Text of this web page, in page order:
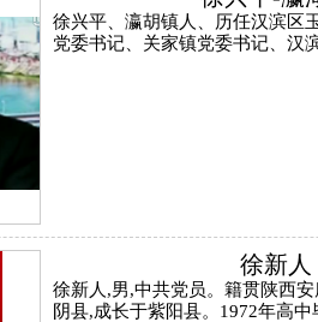
徐兴平、瀛胡镇人、历任汉滨区
党委书记、关家镇党委书记、汉
徐新人
徐新人,男,中共党员。籍贯陕西
阴县,成长于紫阳县。1972年高